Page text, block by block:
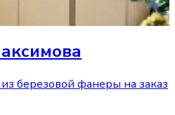
березовой фанеры на заказ